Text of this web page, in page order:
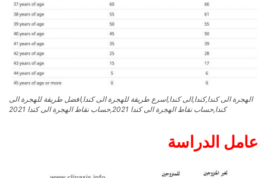
الهجرة الى كندا,كندا,الى كندا,اسرع طريقة للهجرة الى كندا,افضل طريقة للهجرة الى
كندا,حساب نقاط الهجرة الى كندا 2021,حساب نقاط الهجرة الى كندا 2021
عامل الدراسة